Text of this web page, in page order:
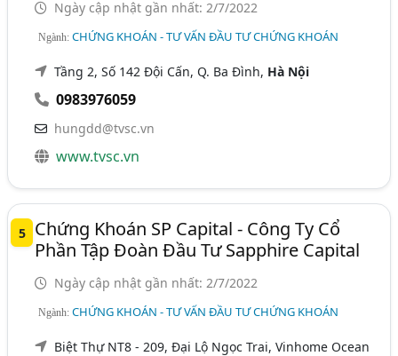
Ngày cập nhật gần nhất: 2/7/2022
Ngành:CHỨNG KHOÁN - TƯ VẤN ĐẦU TƯ CHỨNG KHOÁN
Tầng 2, Số 142 Đội Cấn, Q. Ba Đình, Hà Nội
0983976059
hungdd@tvsc.vn
www.tvsc.vn
5
Chứng Khoán SP Capital - Công Ty Cổ
Phần Tập Đoàn Đầu Tư Sapphire Capital
Ngày cập nhật gần nhất: 2/7/2022
Ngành:CHỨNG KHOÁN - TƯ VẤN ĐẦU TƯ CHỨNG KHOÁN
Biệt Thự NT8 - 209, Đại Lộ Ngọc Trai, Vinhome Ocean